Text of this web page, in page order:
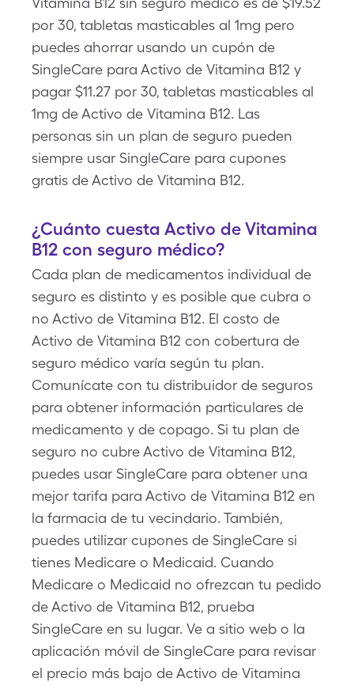
por 30, tabletas masticables al 1mg pero
puedes ahorrar usando un cupón de
SingleCare para Activo de Vitamina B12 y
pagar $11.27 por 30, tabletas masticables al
1mg de Activo de Vitamina B12. Las
personas sin un plan de seguro pueden
siempre usar SingleCare para cupones
gratis de Activo de Vitamina B12.
¿Cuánto cuesta Activo de Vitamina
B12 con seguro médico?
Cada plan de medicamentos individual de
seguro es distinto y es posible que cubra o
no Activo de Vitamina B12. El costo de
Activo de Vitamina B12 con cobertura de
seguro médico varía según tu plan.
Comunícate con tu distribuidor de seguros
para obtener información particulares de
medicamento y de copago. Si tu plan de
seguro no cubre Activo de Vitamina B12,
puedes usar SingleCare para obtener una
mejor tarifa para Activo de Vitamina B12 en
la farmacia de tu vecindario. También,
puedes utilizar cupones de SingleCare si
tienes Medicare o Medicaid. Cuando
Medicare o Medicaid no ofrezcan tu pedido
de Activo de Vitamina B12, prueba
SingleCare en su lugar. Ve a sitio web o la
aplicación móvil de SingleCare para revisar
el precio más bajo de Activo de Vitamina